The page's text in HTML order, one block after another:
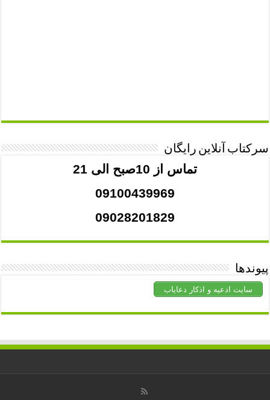
سرکتاب آنلاین رایگان
تماس از 10صبح الی 21
09100439969
09028201829
پیوندها
سایت ادعیه و اذکار دعایاب